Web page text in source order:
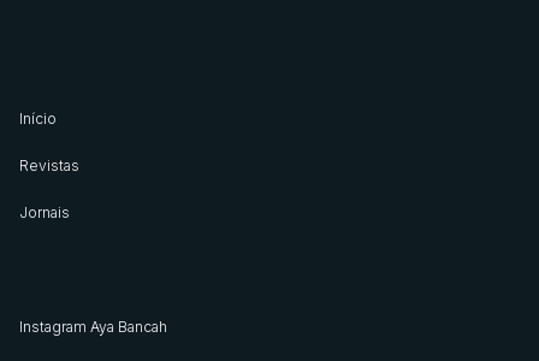
Início
Revistas
Jornais
Instagram Aya Bancah